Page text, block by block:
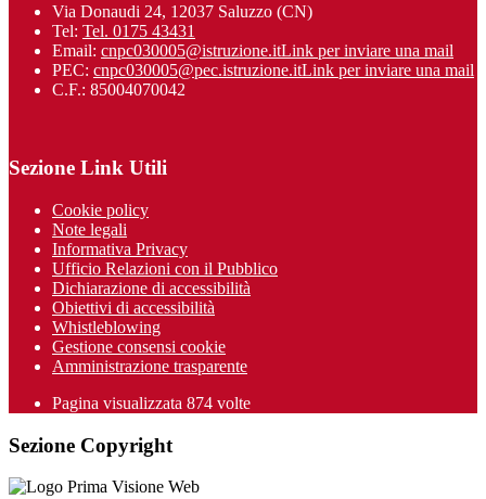
Via Donaudi 24, 12037 Saluzzo (CN)
Tel: Tel. 0175 43431
Email: cnpc030005@istruzione.itLink per inviare una mail
PEC: cnpc030005@pec.istruzione.itLink per inviare una mail
C.F.: 85004070042
Sezione Link Utili
Cookie policy
Note legali
Informativa Privacy
Ufficio Relazioni con il Pubblico
Dichiarazione di accessibilità
Obiettivi di accessibilità
Whistleblowing
Gestione consensi cookie
Amministrazione trasparente
Pagina visualizzata 874 volte
Sezione Copyright